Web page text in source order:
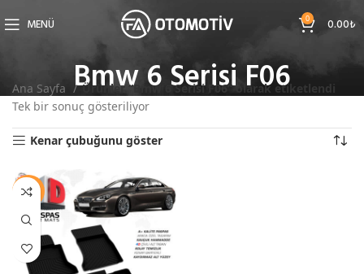
MENÜ 0 0.00₺
Bmw 6 Serisi F06
Ana Sayfa
Ürünler “Bmw 6 Serisi F06” olarak etiketlendi
Tek bir sonuç gösteriliyor
Kenar çubuğunu göster
-11%